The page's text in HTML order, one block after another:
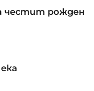
честит рожден